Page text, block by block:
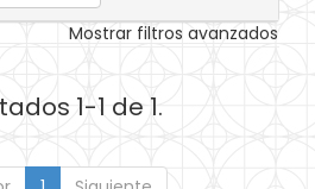
Mostrar filtros avanzados
1-1 de 1.